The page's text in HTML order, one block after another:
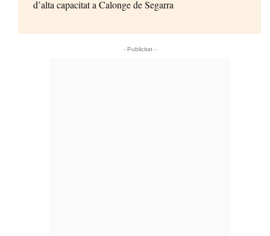
d’alta capacitat a Calonge de Segarra
- Publicitat -